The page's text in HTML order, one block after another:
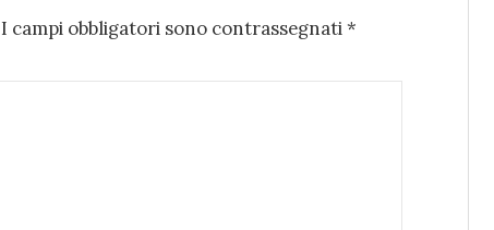
I campi obbligatori sono contrassegnati*